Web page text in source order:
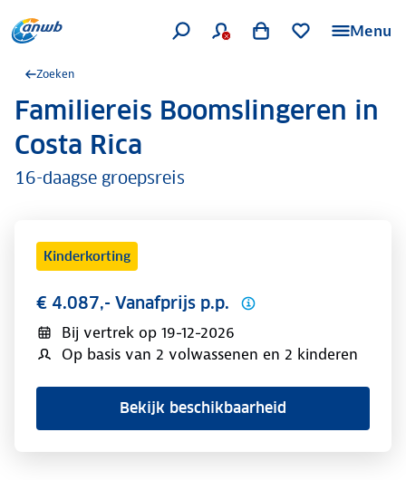
Menu
Zoeken
.Familiereis Boomslingeren in
Costa Rica
16-daagse groepsreis
Kinderkorting
€ 4.087,- Vanafprijs p.p.
Bij vertrek op 19-12-2026
Op basis van 2 volwassenen en 2 kinderen
Bekijk beschikbaarheid